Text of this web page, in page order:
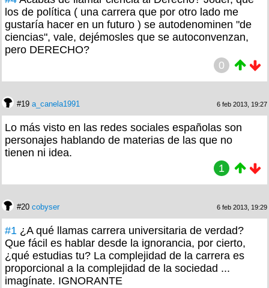
los de política ( una carrera que por otro lado me
gustaría hacer en un futuro ) se autodenominen "de
ciencias", vale, dejémosles que se autoconvenzan,
pero DERECHO?
0
#19 a_canela1991 6 feb 2013, 19:27
Lo más visto en las redes sociales españolas son
personajes hablando de materias de las que no
tienen ni idea.
1
#20 cobyser 6 feb 2013, 19:29
#1 ¿A qué llamas carrera universitaria de verdad?
Que fácil es hablar desde la ignorancia, por cierto,
¿qué estudias tu? La complejidad de la carrera es
proporcional a la complejidad de la sociedad ...
imagínate. IGNORANTE